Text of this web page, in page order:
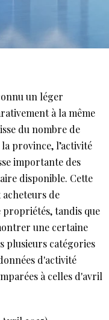
un léger
à la même
du nombre de
province, l’activité
importante des
disponible. Cette
de
tandis que
une certaine
plusieurs catégories
d'activité
à celles d'avril